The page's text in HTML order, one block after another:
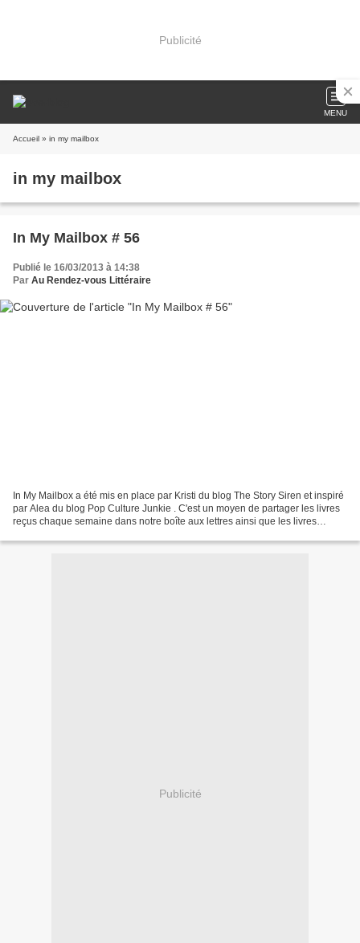
Publicité
MENU
Accueil » in my mailbox
in my mailbox
In My Mailbox # 56
Publié le 16/03/2013 à 14:38
Par Au Rendez-vous Littéraire
In My Mailbox a été mis en place par Kristi du blog The Story Siren et inspiré
par Alea du blog Pop Culture Junkie . C'est un moyen de partager les livres
reçus chaque semaine dans notre boîte aux lettres ainsi que les livres
Publicité